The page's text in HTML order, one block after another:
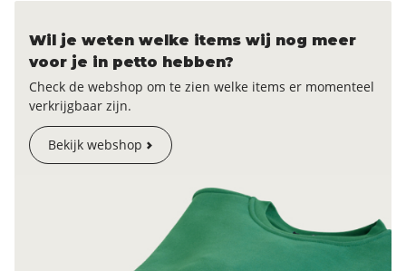
Wil je weten welke items wij nog meer
voor je in petto hebben?
Check de webshop om te zien welke items er momenteel
verkrijgbaar zijn.
Bekijk webshop